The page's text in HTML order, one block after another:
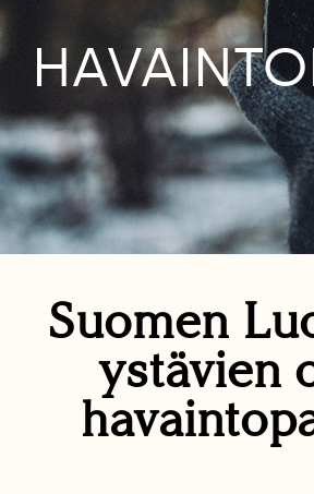
Suomen
ystävien